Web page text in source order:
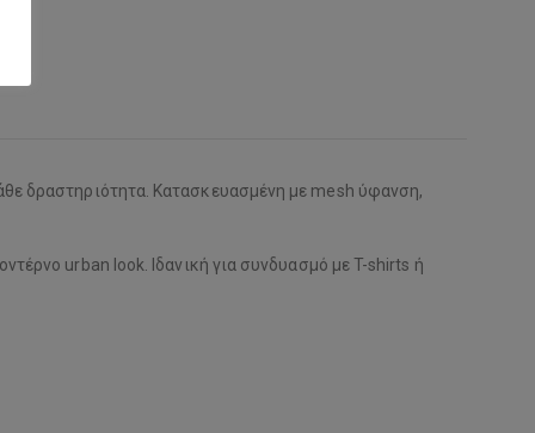
δραστηριότητα. Κατασκευασμένη με mesh ύφανση,
urban look. Ιδανική για συνδυασμό με T-shirts ή